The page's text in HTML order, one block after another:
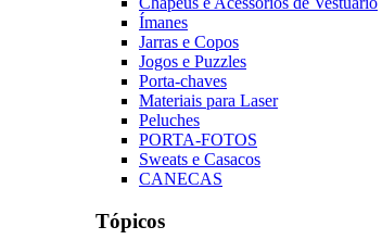
Ímanes
Jarras e Copos
Jogos e Puzzles
Porta-chaves
Materiais para Laser
Peluches
PORTA-FOTOS
Sweats e Casacos
CANECAS
Tópicos